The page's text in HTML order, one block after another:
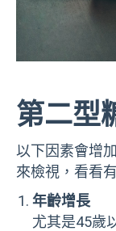
第二型
以下因素會增
來檢視，看看
年齡增長
尤其是45歲